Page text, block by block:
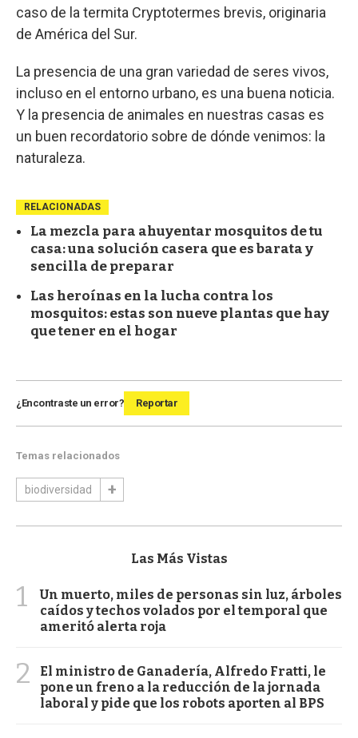
caso de la termita Cryptotermes brevis, originaria
de América del Sur.
La presencia de una gran variedad de seres vivos,
incluso en el entorno urbano, es una buena noticia.
Y la presencia de animales en nuestras casas es
un buen recordatorio sobre de dónde venimos: la
naturaleza.
RELACIONADAS
La mezcla para ahuyentar mosquitos de tu
casa: una solución casera que es barata y
sencilla de preparar
Las heroínas en la lucha contra los
mosquitos: estas son nueve plantas que hay
que tener en el hogar
¿Encontraste un error? Reportar
Temas relacionados
biodiversidad
Las Más Vistas
1
Un muerto, miles de personas sin luz, árboles
caídos y techos volados por el temporal que
ameritó alerta roja
2
El ministro de Ganadería, Alfredo Fratti, le
pone un freno a la reducción de la jornada
laboral y pide que los robots aporten al BPS